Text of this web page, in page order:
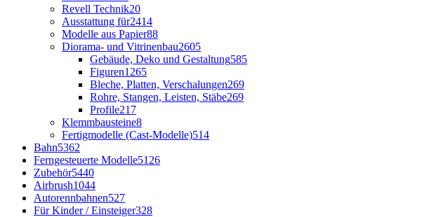
Revell Technik20
Ausstattung für2414
Modelle aus Papier88
Diorama- und Vitrinenbau2605
Gebäude, Deko und Gestaltung585
Figuren1265
Bleche, Platten, Verschalungen269
Rohre, Stangen, Leisten, Stäbe269
Profile217
Klemmbausteine8
Fertigmodelle (Cast-Modelle)514
Bahn5362
Ferngesteuerte Modelle5126
Zubehör5440
Airbrush1044
Autorennbahnen527
Für Kinder / Einsteiger328